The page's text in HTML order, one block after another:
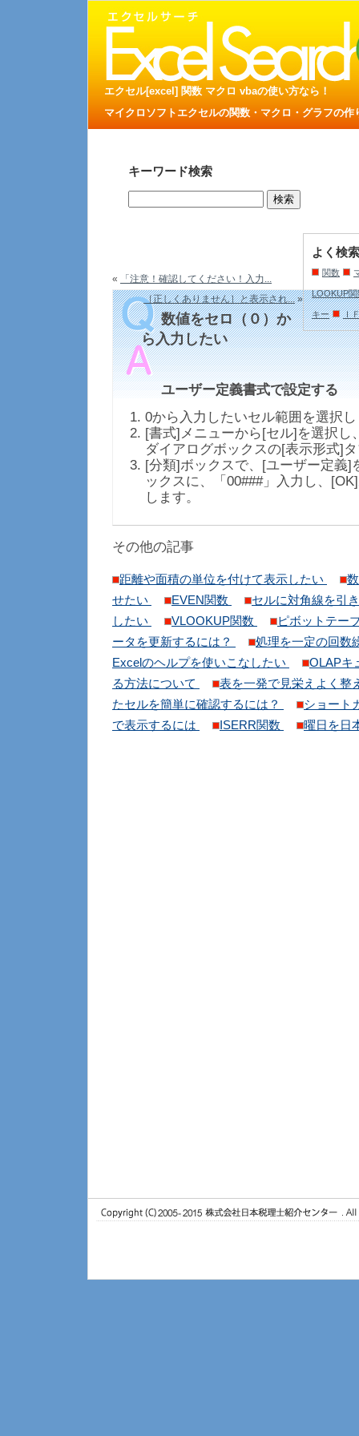
エクセル[excel] 関数 マクロ vbaの使い方なら！
マイクロソフトエクセルの関数・マクロ・グラフの
キーワード検索
よく検
関数
LOOKUP関
キー Ｉ
«
「注意！確認してください！入力...
［正しくありません］と表示され...»
数値をセロ（０）か
ら入力したい
ユーザー定義書式で設定する
0から入力したいセル範囲を選択
[書式]メニューから[セル]を選択し
ダイアログボックスの[表示形式]
[分類]ボックスで、[ユーザー定義]
ックスに、「00###」入力し、
します。
その他の記事
距離や面積の単位を付けて表示したい
せたい
EVEN関数
セルに対角線を引
したい
VLOOKUP関数
ピボットテー
ータを更新するには？
処理を一定の回数
Excelのヘルプを使いこなしたい
OLAPキ
る方法について
表を一発で見栄えよく整
たセルを簡単に確認するには？
ショート
で表示するには
ISERR関数 曜日を日